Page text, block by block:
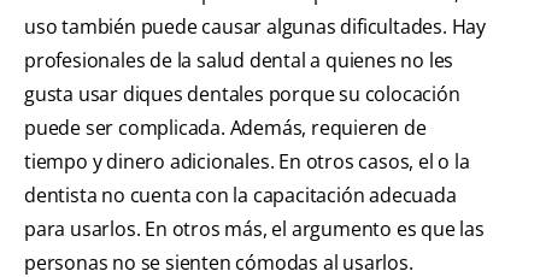
uso también puede causar algunas dificultades. Hay
profesionales de la salud dental a quienes no les
gusta usar diques dentales porque su colocación
puede ser complicada. Además, requieren de
tiempo y dinero adicionales. En otros casos, el o la
dentista no cuenta con la capacitación adecuada
para usarlos. En otros más, el argumento es que las
personas no se sienten cómodas al usarlos.